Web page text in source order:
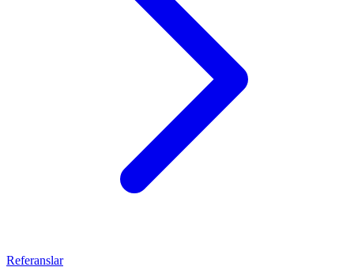
Referanslar